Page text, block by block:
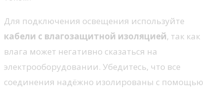
Для подключения освещения используйте
кабели с влагозащитной изоляцией, так как
влага может негативно сказаться на
электрооборудовании. Убедитесь, что все
соединения надёжно изолированы с помощью